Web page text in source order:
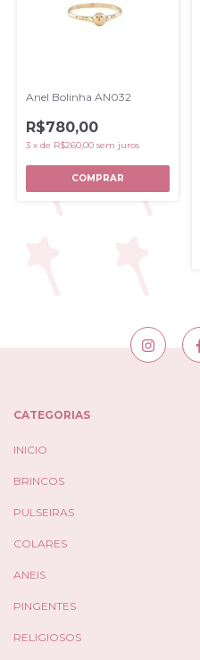
Anel Bolinha AN032
R$780,00
3 x de R$260,00 sem juros
CATEGORIAS
INICIO
BRINCOS
PULSEIRAS
COLARES
ANEIS
PINGENTES
RELIGIOSOS